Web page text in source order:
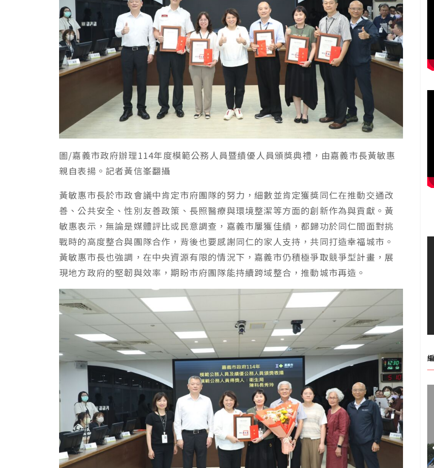
圖/嘉義市政府辦理114年度模範公務人員暨績優人員頒獎典禮，由嘉義市長黃敏惠
親自表揚。記者黃信峯翻攝
黃敏惠市長於市政會議中肯定市府團隊的努力，細數並肯定獲獎同仁在推動交通改
善、公共安全、性別友善政策、長照醫療與環境整潔等方面的創新作為與貢獻。黃
敏惠表示，無論是媒體評比或民意調查，嘉義市屢獲佳績，都歸功於同仁間面對挑
戰時的高度整合與團隊合作，背後也要感謝同仁的家人支持，共同打造幸福城市。
黃敏惠市長也強調，在中央資源有限的情況下，嘉義市仍積極爭取競爭型計畫，展
現地方政府的堅韌與效率，期盼市府團隊能持續跨域整合，推動城市再造。